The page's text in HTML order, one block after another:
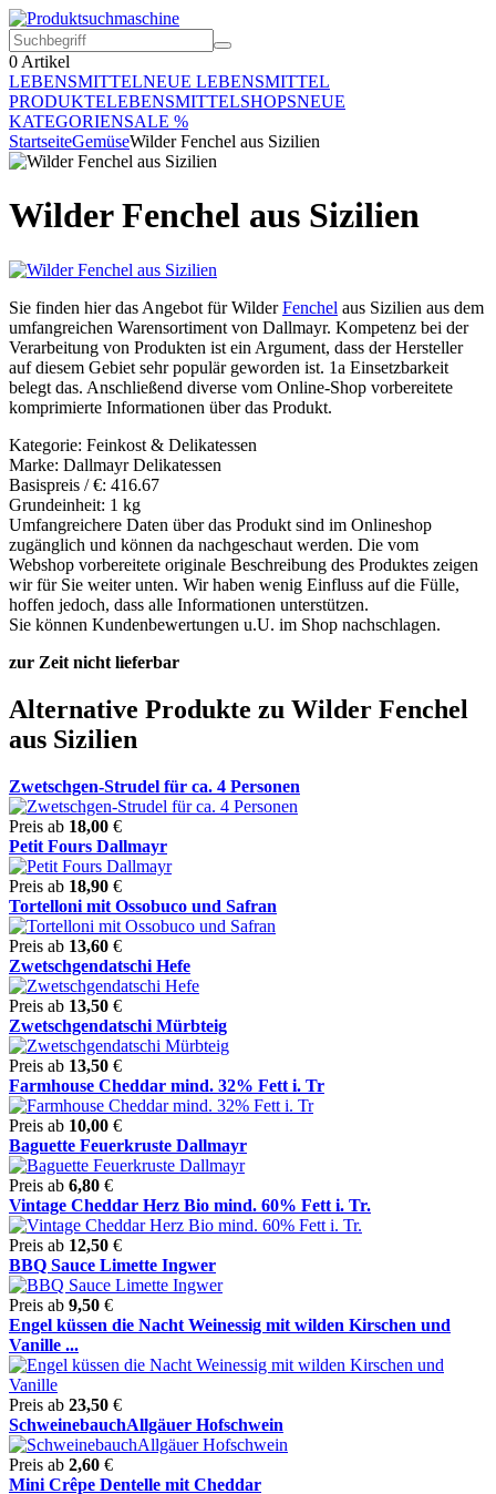
0 Artikel
LEBENSMITTELNEUE LEBENSMITTEL
PRODUKTELEBENSMITTELSHOPSNEUE
KATEGORIENSALE %
StartseiteGemüseWilder Fenchel aus Sizilien
Wilder Fenchel aus Sizilien
Sie finden hier das Angebot für WilderFenchel aus Sizilien aus dem
umfangreichen Warensortiment von Dallmayr. Kompetenz bei der
Verarbeitung von Produkten ist ein Argument, dass der Hersteller
auf diesem Gebiet sehr populär geworden ist. 1a Einsetzbarkeit
belegt das. Anschließend diverse vom Online-Shop vorbereitete
komprimierte Informationen über das Produkt.
Kategorie: Feinkost & Delikatessen
Marke: Dallmayr Delikatessen
Basispreis / €: 416.67
Grundeinheit: 1 kg
Umfangreichere Daten über das Produkt sind im Onlineshop
zugänglich und können da nachgeschaut werden. Die vom
Webshop vorbereitete originale Beschreibung des Produktes zeigen
wir für Sie weiter unten. Wir haben wenig Einfluss auf die Fülle,
hoffen jedoch, dass alle Informationen unterstützen.
Sie können Kundenbewertungen u.U. im Shop nachschlagen.
zur Zeit nicht lieferbar
Alternative Produkte zu Wilder Fenchel
aus Sizilien
Zwetschgen-Strudel für ca. 4 Personen
Preis ab 18,00 €
Petit Fours Dallmayr
Preis ab 18,90 €
Tortelloni mit Ossobuco und Safran
Preis ab 13,60 €
Zwetschgendatschi Hefe
Preis ab 13,50 €
Zwetschgendatschi Mürbteig
Preis ab 13,50 €
Farmhouse Cheddar mind. 32% Fett i. Tr
Preis ab 10,00 €
Baguette Feuerkruste Dallmayr
Preis ab 6,80 €
Vintage Cheddar Herz Bio mind. 60% Fett i. Tr.
Preis ab 12,50 €
BBQ Sauce Limette Ingwer
Preis ab 9,50 €
Engel küssen die Nacht Weinessig mit wilden Kirschen und
Vanille ...
Preis ab 23,50 €
SchweinebauchAllgäuer Hofschwein
Preis ab 2,60 €
Mini Crêpe Dentelle mit Cheddar